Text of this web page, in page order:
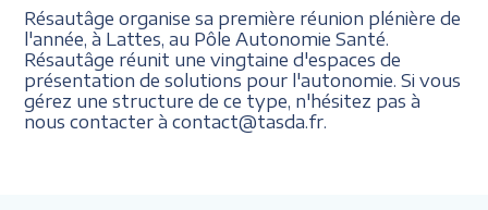
Résautâge organise sa première réunion plénière de
l'année, à Lattes, au Pôle Autonomie Santé.
Résautâge réunit une vingtaine d'espaces de
présentation de solutions pour l'autonomie. Si vous
gérez une structure de ce type, n'hésitez pas à
nous contacter à contact@tasda.fr.